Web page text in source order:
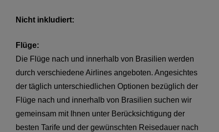
Nicht inkludiert:
Flüge:
Die Flüge nach und innerhalb von Brasilien werden
durch verschiedene Airlines angeboten. Angesichtes
der täglich unterschiedlichen Optionen bezüglich der
Flüge nach und innerhalb von Brasilien suchen wir
gemeinsam mit Ihnen unter Berücksichtigung der
besten Tarife und der gewünschten Reisedauer nach